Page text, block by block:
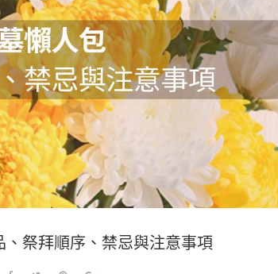
祭拜順序、禁忌與注意事項